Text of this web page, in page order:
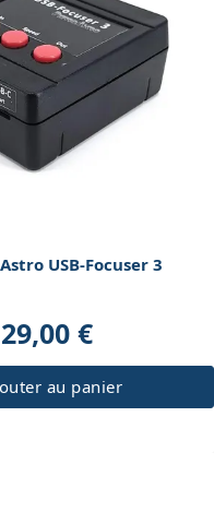
USB-Focuser 3
€
au panier